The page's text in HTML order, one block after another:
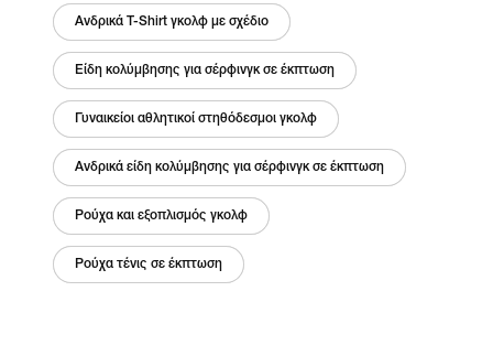
Ανδρικά T-Shirt γκολφ με σχέδιο
Είδη κολύμβησης για σέρφινγκ σε έκπτωση
Γυναικείοι αθλητικοί στηθόδεσμοι γκολφ
Ανδρικά είδη κολύμβησης για σέρφινγκ σε έκπτωση
Ρούχα και εξοπλισμός γκολφ
Ρούχα τένις σε έκπτωση